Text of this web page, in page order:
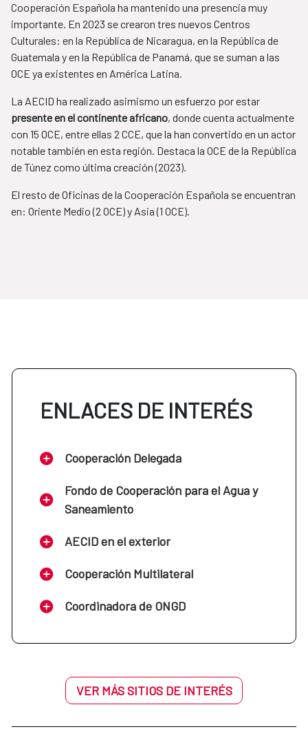
Cooperación Española ha mantenido una presencia muy
importante. En 2023 se crearon tres nuevos Centros
Culturales: en la República de Nicaragua, en la República de
Guatemala y en la República de Panamá, que se suman a las
OCE ya existentes en América Latina.
La AECID ha realizado asimismo un esfuerzo por estar
presente en el continente africano, donde cuenta actualmente
con 15 OCE, entre ellas 2 CCE, que la han convertido en un actor
notable también en esta región. Destaca la OCE de la República
de Túnez como última creación (2023).
El resto de Oficinas de la Cooperación Española se encuentran
en: Oriente Medio (2 OCE) y Asia (1 OCE).
ENLACES DE INTERÉS
Cooperación Delegada
Fondo de Cooperación para el Agua y
Saneamiento
AECID en el exterior
Cooperación Multilateral
Coordinadora de ONGD
VER MÁS SITIOS DE INTERÉS